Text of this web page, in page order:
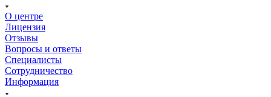
О центре
Лицензия
Отзывы
Вопросы и ответы
Специалисты
Сотрудничество
Информация